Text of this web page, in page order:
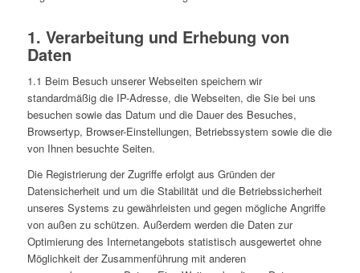
1. Verarbeitung und Erhebung von
Daten
1.1 Beim Besuch unserer Webseiten speichern wir
standardmäßig die IP-Adresse, die Webseiten, die Sie bei uns
besuchen sowie das Datum und die Dauer des Besuches,
Browsertyp, Browser-Einstellungen, Betriebssystem sowie die die
von Ihnen besuchte Seiten.
Die Registrierung der Zugriffe erfolgt aus Gründen der
Datensicherheit und um die Stabilität und die Betriebssicherheit
unseres Systems zu gewährleisten und gegen mögliche Angriffe
von außen zu schützen. Außerdem werden die Daten zur
Optimierung des Internetangebots statistisch ausgewertet ohne
Möglichkeit der Zusammenführung mit anderen